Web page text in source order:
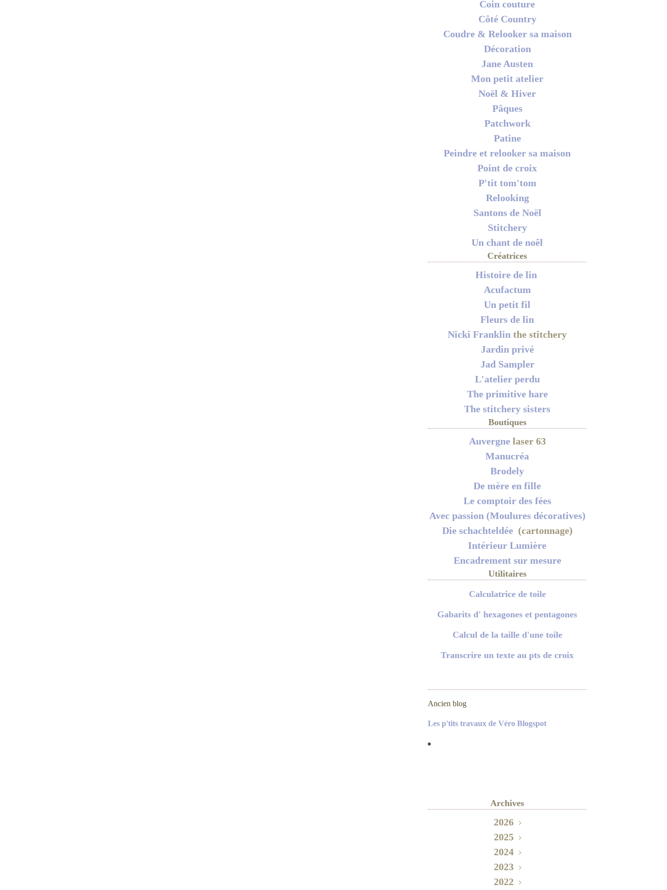
Coin couture
Côté Country
Coudre & Relooker sa maison
Décoration
Jane Austen
Mon petit atelier
Noël & Hiver
Pâques
Patchwork
Patine
Peindre et relooker sa maison
Point de croix
P'tit tom'tom
Relooking
Santons de Noël
Stitchery
Un chant de noêl
Créatrices
Histoire de lin
Acufactum
Un petit fil
Fleurs de lin
Nicki Franklin the stitchery
Jardin privé
Jad Sampler
L'atelier perdu
The primitive hare
The stitchery sisters
Boutiques
Auvergne laser 63
Manucréa
Brodely
De mère en fille
Le comptoir des fées
Avec passion (Moulures décoratives)
Die schachteldée (cartonnage)
Intérieur Lumière
Encadrement sur mesure
Utilitaires
Calculatrice de toile
Gabarits d' hexagones et pentagones
Calcul de la taille d'une toile
Transcrire un texte au pts de croix
Ancien blog
Les p'tits travaux de Véro Blogspot
Archives
2026
Mai (2)
2025
Novembre
Octobre
Juin (1)
2024
Septembre
Août (1)
2023
Décembre
2022